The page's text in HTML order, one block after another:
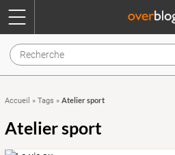
Accueil » Tags » Atelier sport
Atelier sport